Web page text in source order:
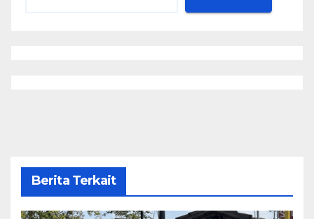
Berita Terkait